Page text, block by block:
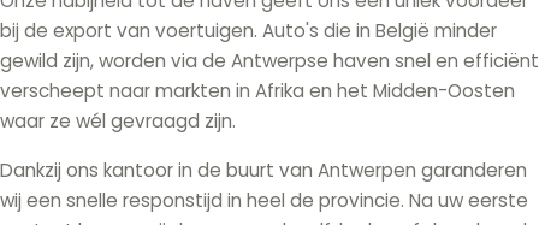
bij de export van voertuigen. Auto's die in België minder
gewild zijn, worden via de Antwerpse haven snel en efficiënt
verscheept naar markten in Afrika en het Midden-Oosten
waar ze wél gevraagd zijn.
Dankzij ons kantoor in de buurt van Antwerpen garanderen
wij een snelle responstijd in heel de provincie. Na uw eerste